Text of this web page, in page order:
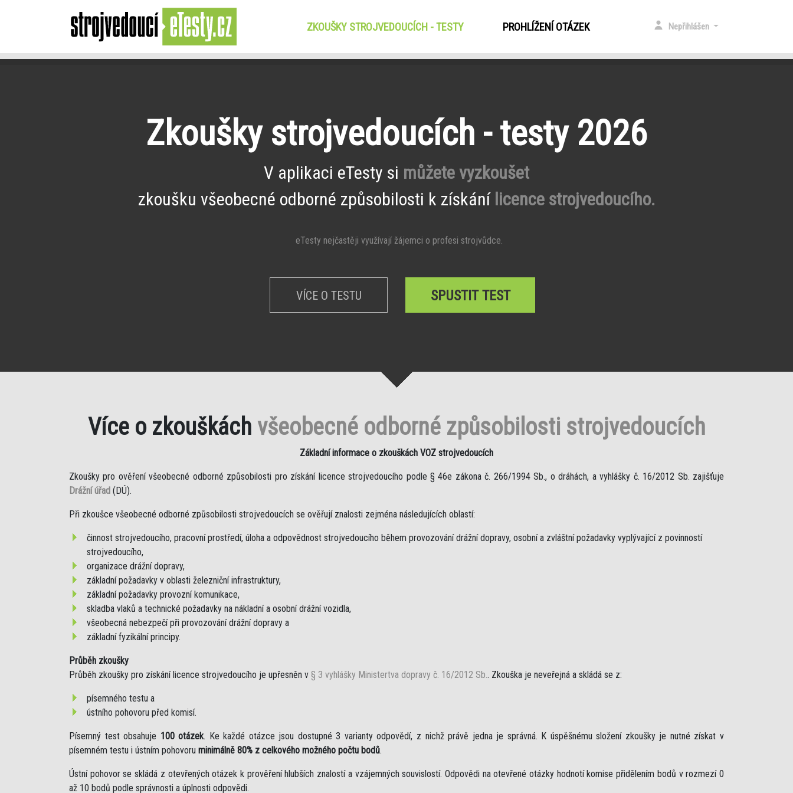
ZKOUŠKY STROJVEDOUCÍCH - TESTY(CURRENT)PROHLÍŽENÍ OTÁZEK Nepřihlášen
Zkoušky strojvedoucích - testy 2026
V aplikaci eTesty si můžete vyzkoušet
zkoušku všeobecné odborné způsobilosti k získání licence strojvedoucího.
eTesty nejčastěji využívají žájemci o profesi strojvůdce.
VÍCE O TESTU SPUSTIT TEST
Více o zkouškách všeobecné odborné způsobilosti strojvedoucích
Základní informace o zkouškách VOZ strojvedoucích
Zkoušky pro ověření všeobecné odborné způsobilosti pro získání licence strojvedoucího podle § 46e zákona č. 266/1994 Sb., o dráhách, a vyhlášky č. 16/2012 Sb. zajišťuje
Drážní úřad (DÚ).
Při zkoušce všeobecné odborné způsobilosti strojvedoucích se ověřují znalosti zejména následujících oblastí:
činnost strojvedoucího, pracovní prostředí, úloha a odpovědnost strojvedoucího během provozování drážní dopravy, osobní a zvláštní požadavky vyplývající z povinností
strojvedoucího,
organizace drážní dopravy,
základní požadavky v oblasti železniční infrastruktury,
základní požadavky provozní komunikace,
skladba vlaků a technické požadavky na nákladní a osobní drážní vozidla,
všeobecná nebezpečí při provozování drážní dopravy a
základní fyzikální principy.
Průběh zkoušky
Průběh zkoušky pro získání licence strojvedoucího je upřesněn v § 3 vyhlášky Ministertva dopravy č. 16/2012 Sb.. Zkouška je neveřejná a skládá se z:
písemného testu a
ústního pohovoru před komisí.
Písemný test obsahuje 100 otázek. Ke každé otázce jsou dostupné 3 varianty odpovědí, z nichž právě jedna je správná. K úspěšnému složení zkoušky je nutné získat v
písemném testu i ústním pohovoru minimálně 80% z celkového možného počtu bodů.
Ústní pohovor se skládá z otevřených otázek k prověření hlubších znalostí a vzájemných souvislostí. Odpovědi na otevřené otázky hodnotí komise přidělením bodů v rozmezí 0
až 10 bodů podle správnosti a úplnosti odpovědi.